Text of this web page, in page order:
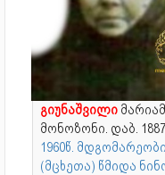
გიუნაშვილი
მონოზონი. დაბ.
1960წ.
(მცხეთა) წმიდა